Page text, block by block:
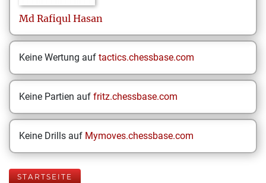
Md Rafiqul Hasan
Keine Wertung auf tactics.chessbase.com
Keine Partien auf fritz.chessbase.com
Keine Drills auf Mymoves.chessbase.com
STARTSEITE